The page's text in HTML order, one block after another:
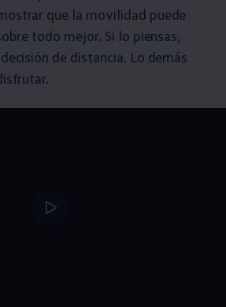
que la movilidad puede
todo mejor. Si lo piensas,
de distancia. Lo demás